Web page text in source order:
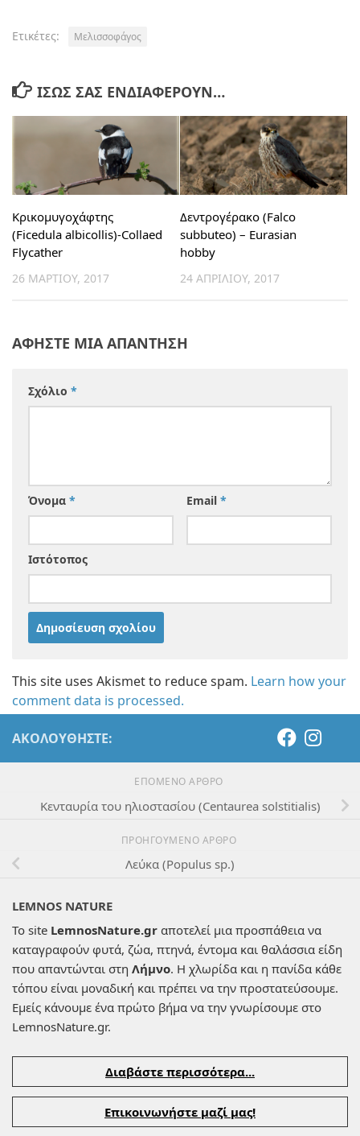
Ετικέτες: Μελισσοφάγος
ΊΣΩΣ ΣΑΣ ΕΝΔΙΑΦΈΡΟΥΝ…
Κρικομυγοχάφτης
(Ficedula albicollis)-Collaed
Flycather
26 ΜΑΡΤΊΟΥ, 2017
Δεντρογέρακο (Falco
subbuteo) – Eurasian
hobby
24 ΑΠΡΙΛΊΟΥ, 2017
ΑΦΉΣΤΕ ΜΙΑ ΑΠΆΝΤΗΣΗ
Σχόλιο *
Όνομα * Email *
Ιστότοπος
This site uses Akismet to reduce spam. Learn how your
comment data is processed.
ΑΚΟΛΟΥΘΉΣΤΕ:
ΕΠΌΜΕΝΟ ΆΡΘΡΟ
Κενταυρία του ηλιοστασίου (Centaurea solstitialis)
ΠΡΟΗΓΟΎΜΕΝΟ ΆΡΘΡΟ
Λεύκα (Populus sp.)
LEMNOS NATURE
Το site LemnosNature.gr αποτελεί μια προσπάθεια να
καταγραφούν φυτά, ζώα, πτηνά, έντομα και θαλάσσια είδη
που απαντώνται στη Λήμνο. Η χλωρίδα και η πανίδα κάθε
τόπου είναι μοναδική και πρέπει να την προστατεύσουμε.
Εμείς κάνουμε ένα πρώτο βήμα να την γνωρίσουμε στο
LemnosNature.gr.
Διαβάστε περισσότερα...
Επικοινωνήστε μαζί μας!